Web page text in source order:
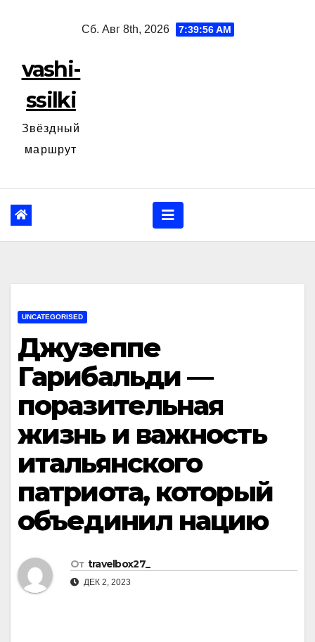
Сб. Авг 8th, 2026 7:39:57 AM
vashi-
ssilki
Звёздный
маршрут
UNCATEGORISED
Джузеппе
Гарибальди —
поразительная
жизнь и важность
итальянского
патриота, который
объединил нацию
От travelbox27_
ДЕК 2, 2023